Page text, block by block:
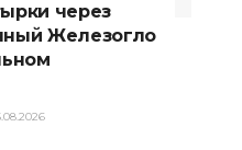
через
Железогло